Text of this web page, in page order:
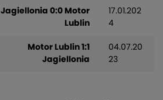
Jagiellonia 0:0 Motor
Lublin
17.01.202
4
Motor Lublin 1:1
Jagiellonia
04.07.20
23